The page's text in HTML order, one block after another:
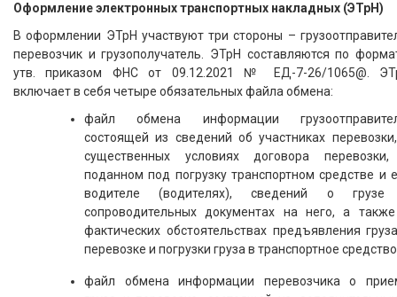
Оформление электронных транспортных накладных (ЭТрН)
В оформлении ЭТрН участвуют три стороны –
перевозчик и грузополучатель. ЭТрН составляются по
утв. приказом ФНС от 09.12.2021 № ЕД-7-26/1065@.
включает в себя четыре обязательных файла обмена:
файл обмена информации
состоящей из сведений об участниках
существенных условиях договора
поданном под погрузку транспортном средстве и
водителе (водителях), сведений о
сопроводительных документах на него, а
фактических обстоятельствах предъявления
перевозке и погрузки груза в транспортное
файл обмена информации перевозчика о